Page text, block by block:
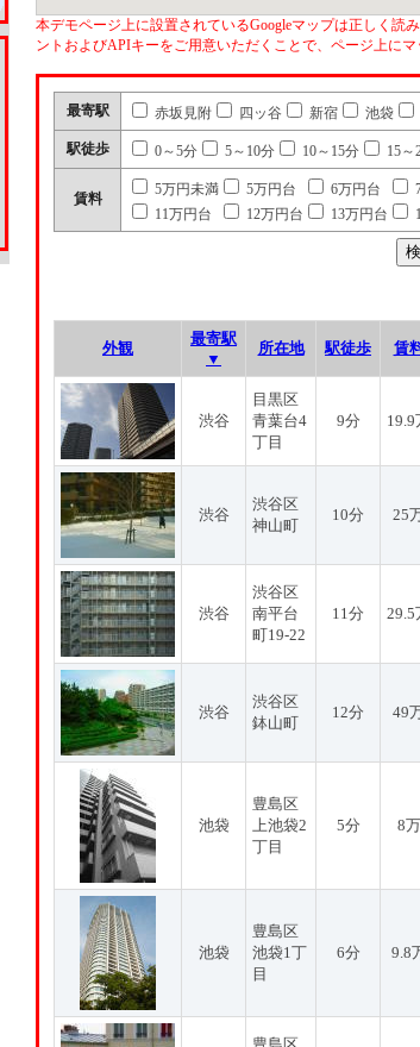
本デモページ上に設置されているGoogleマップは正しく読
ントおよびAPIキーをご用意いただくことで、ページ上にマ
最寄駅 赤坂見附 四ッ谷 新宿 池袋
駅徒歩 0～5分 5～10分 10～15分 15～
賃料
5万円未満 5万円台 6万円台
11万円台
12万円台 13万円台
外観
最寄駅
▼
所在地 駅徒歩 賃
渋谷
目黒区
青葉台4
丁目
9分 19.9
渋谷
渋谷区
神山町
10分 25
渋谷
渋谷区
南平台
町19-22
11分 29.5
渋谷
渋谷区
鉢山町
12分 49
池袋
豊島区
上池袋2
丁目
5分 8万
池袋
豊島区
池袋1丁
目
6分 9.8